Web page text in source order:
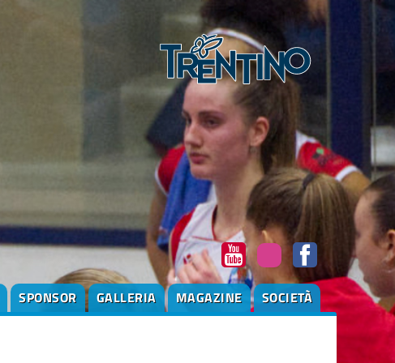
SPONSOR GALLERIA MAGAZINE SOCIETÀ